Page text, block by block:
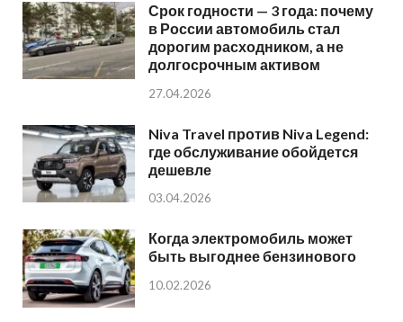
Срок годности — 3 года: почему
в России автомобиль стал
дорогим расходником, а не
долгосрочным активом
27.04.2026
Niva Travel против Niva Legend:
где обслуживание обойдется
дешевле
03.04.2026
Когда электромобиль может
быть выгоднее бензинового
10.02.2026